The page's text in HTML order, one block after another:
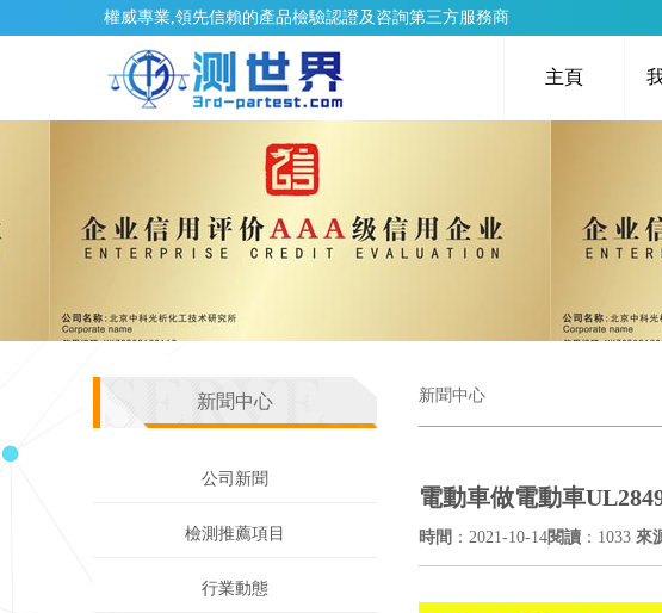
權威專業,領先信賴的產品檢驗認證及咨詢第三方服務商
主頁
新聞中心
公司新聞
檢測推薦項目
行業動態
新聞中心
電動車做電動車
時間 ：2021-10-14閱讀 ：1033 來